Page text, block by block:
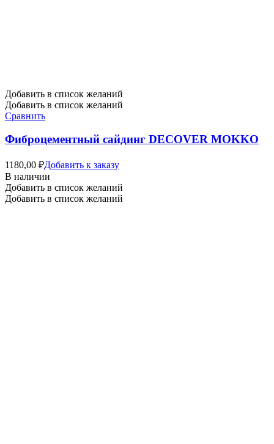
Добавить в список желаний
Добавить в список желаний
Сравнить
Фиброцементный сайдинг DECOVER MOKKO
1180,00 ₽Добавить к заказу
В наличии
Добавить в список желаний
Добавить в список желаний